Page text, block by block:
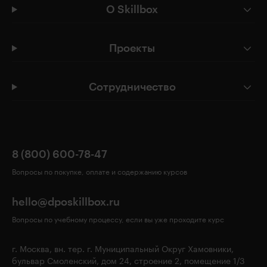
О Skillbox
Проекты
Сотрудничество
8 (800) 600-78-47
Вопросы по покупке, оплате и содержанию курсов
hello@dposkillbox.ru
Вопросы по учебному процессу, если вы уже проходите курс
г. Москва, вн. тер. г. Муниципальный Округ Хамовники,
бульвар Смоленский, дом 24, строение 2, помещение 1/3